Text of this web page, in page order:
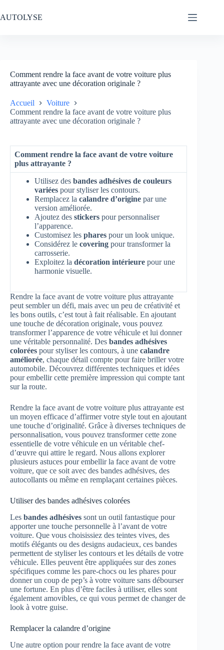
au
contenu
AUTOLYSE
Comment rendre la face avant de votre voiture plus
attrayante avec une décoration originale ?
Accueil
Voiture
Comment rendre la face avant de votre voiture plus
attrayante avec une décoration originale ?
Comment rendre la face avant de votre voiture
plus attrayante ?
Utilisez des bandes adhésives de couleurs
variées pour styliser les contours.
Remplacez la calandre d’origine par une
version améliorée.
Ajoutez des stickers pour personnaliser
l’apparence.
Customisez les phares pour un look unique.
Considérez le covering pour transformer la
carrosserie.
Exploitez la décoration intérieure pour une
harmonie visuelle.
Rendre la face avant de votre voiture plus attrayante
peut sembler un défi, mais avec un peu de créativité et
les bons outils, c’est tout à fait réalisable. En ajoutant
une touche de décoration originale, vous pouvez
transformer l’apparence de votre véhicule et lui donner
une véritable personnalité. Des bandes adhésives
colorées pour styliser les contours, à une calandre
améliorée, chaque détail compte pour faire briller votre
automobile. Découvrez différentes techniques et idées
pour embellir cette première impression qui compte tant
sur la route.
Rendre la face avant de votre voiture plus attrayante est
un moyen efficace d’affirmer votre style tout en ajoutant
une touche d’originalité. Grâce à diverses techniques de
personnalisation, vous pouvez transformer cette zone
essentielle de votre véhicule en un véritable chef-
d’œuvre qui attire le regard. Nous allons explorer
plusieurs astuces pour embellir la face avant de votre
voiture, que ce soit avec des bandes adhésives, des
autocollants ou même en remplaçant certaines pièces.
Utiliser des bandes adhésives colorées
Les bandes adhésives sont un outil fantastique pour
apporter une touche personnelle à l’avant de votre
voiture. Que vous choisissiez des teintes vives, des
motifs élégants ou des designs audacieux, ces bandes
permettent de styliser les contours et les détails de votre
véhicule. Elles peuvent être appliquées sur des zones
spécifiques comme les pare-chocs ou les phares pour
donner un coup de pep’s à votre voiture sans débourser
une fortune. En plus d’être faciles à utiliser, elles sont
également amovibles, ce qui vous permet de changer de
look à votre guise.
Remplacer la calandre d’origine
Une autre option pour rendre la face avant de votre